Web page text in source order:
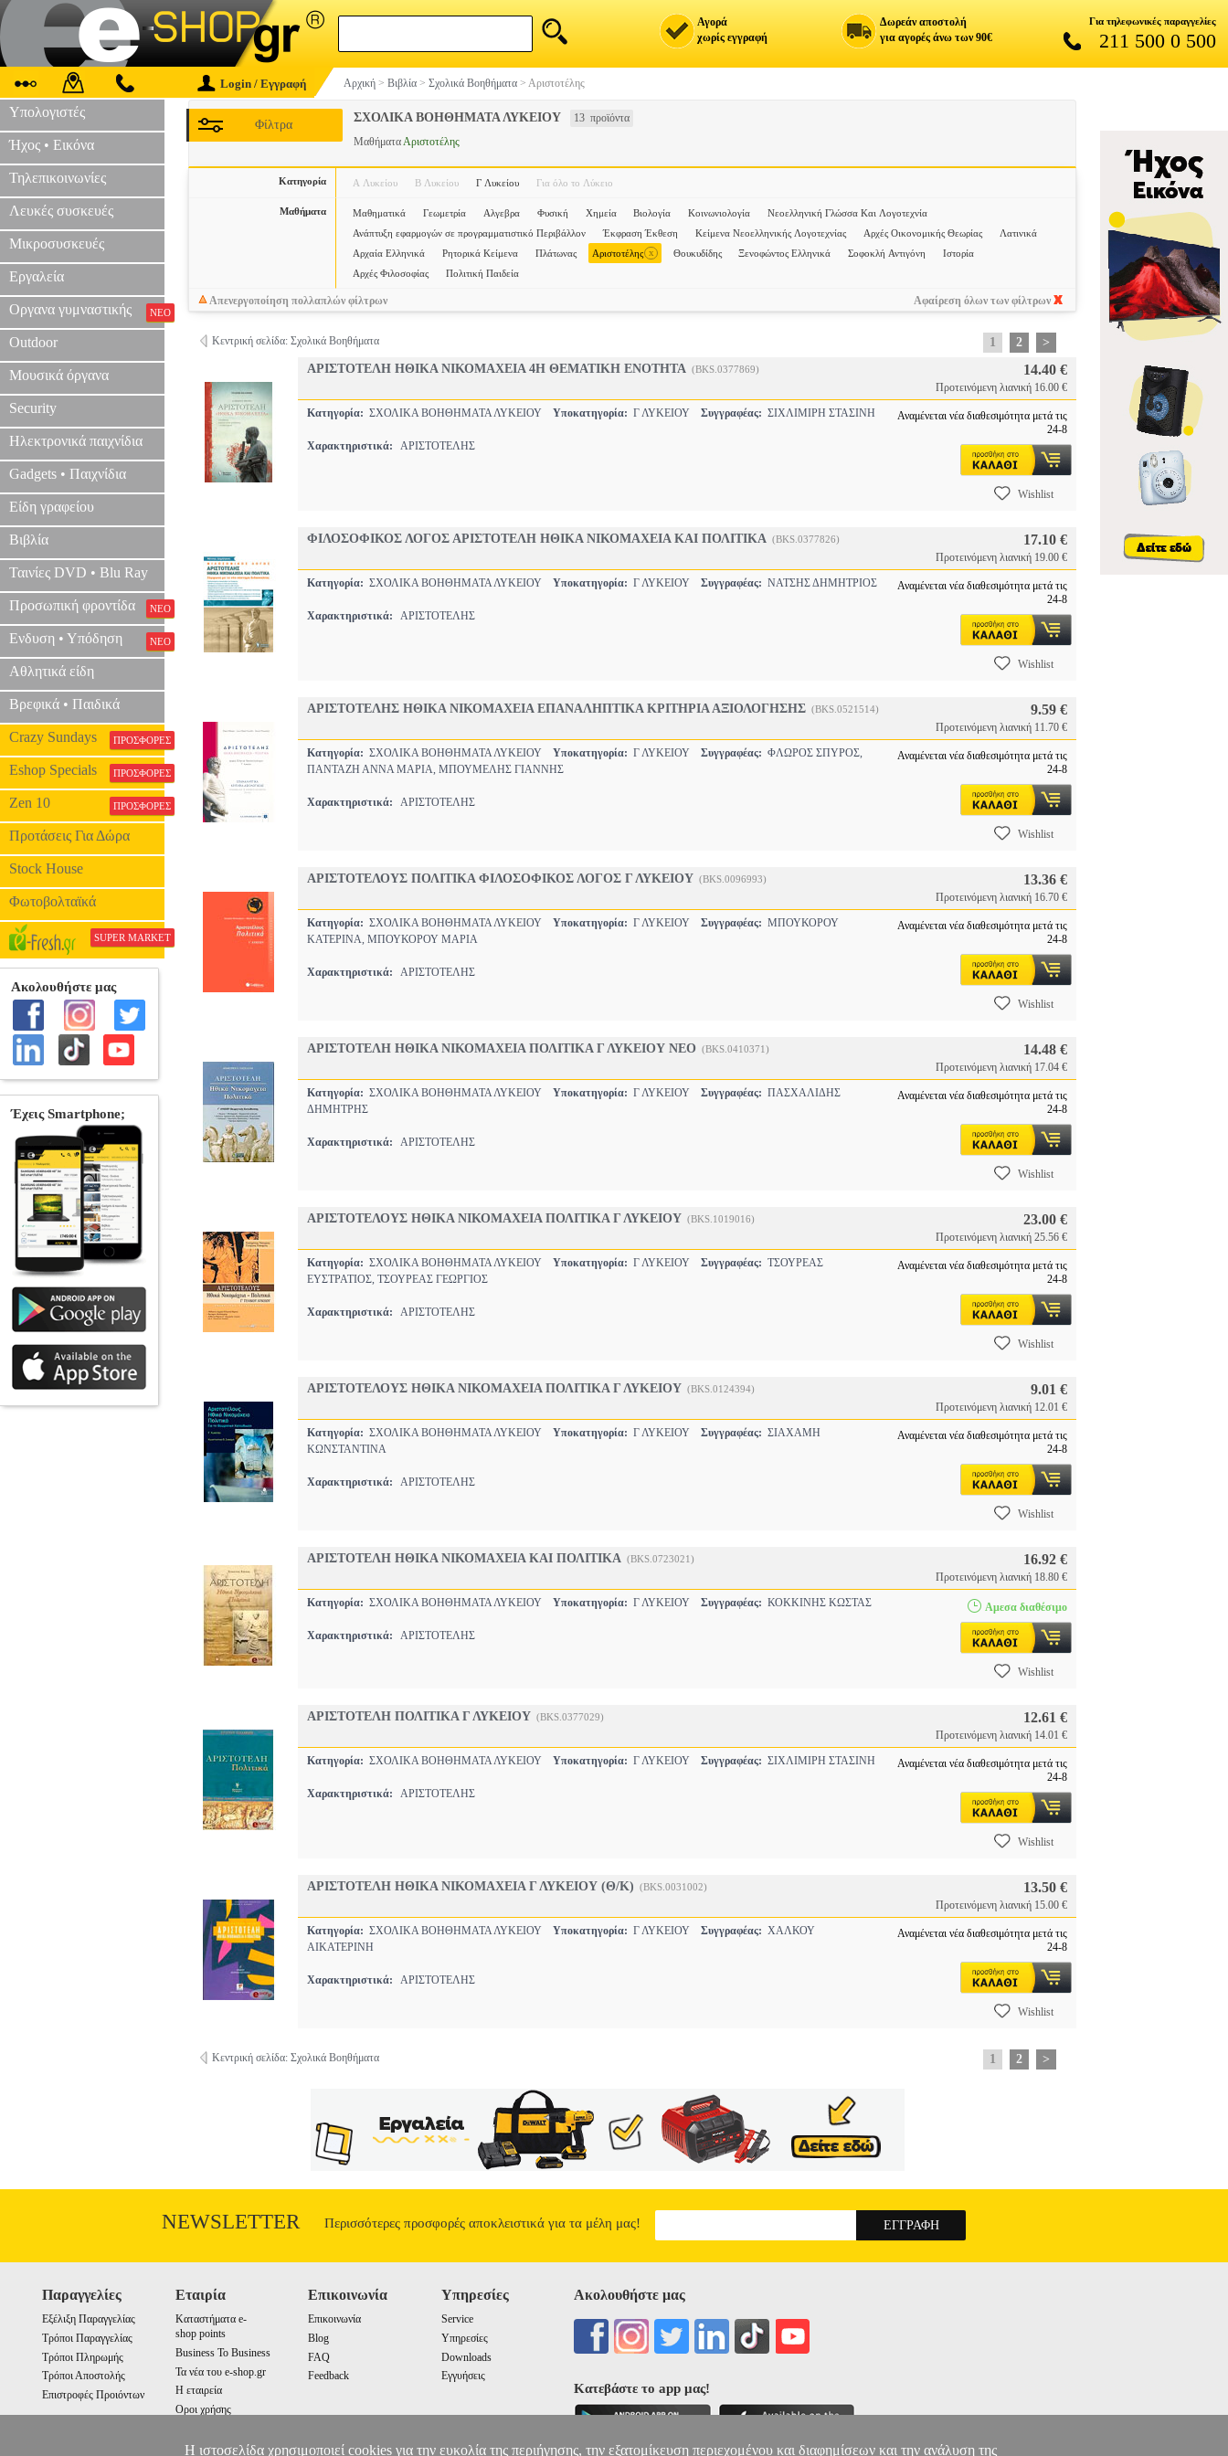
Αγορά
χωρίς εγγραφή
Δωρεάν αποστολή
για αγορές άνω των 90€
Για τηλεφωνικές παραγγελίες
211 500 0 500
Login / Εγγραφή Αρχική > Βιβλία > Σχολικά Βοηθήματα > Αριστοτέλης
Υπολογιστές
Ήχος • Εικόνα
Τηλεπικοινωνίες
Λευκές συσκευές
Μικροσυσκευές
Εργαλεία
Οργανα γυμναστικής ΝΕΟ
Outdoor
Μουσικά όργανα
Security
Ηλεκτρονικά παιχνίδια
Gadgets • Παιχνίδια
Είδη γραφείου
Βιβλία
Ταινίες DVD • Blu Ray
Προσωπική φροντίδα ΝΕΟ
Ενδυση • Υπόδηση ΝΕΟ
Αθλητικά είδη
Βρεφικά • Παιδικά
Crazy Sundays ΠΡΟΣΦΟΡΕΣ
Eshop Specials ΠΡΟΣΦΟΡΕΣ
Zen 10 ΠΡΟΣΦΟΡΕΣ
Προτάσεις Για Δώρα
Stock House
Φωτοβολταϊκά
SUPER MARKET
ΣΧΟΛΙΚΑ ΒΟΗΘΗΜΑΤΑ ΛΥΚΕΙΟΥ 13 προϊόντα
Φίλτρα
ΜαθήματαΑριστοτέλης
Κατηγορία Α Λυκείου Β Λυκείου Γ Λυκείου Για όλο το Λύκειο
Μαθήματα Μαθηματικά Γεωμετρία Αλγεβρα Φυσική Χημεία Βιολογία Κοινωνιολογία
Νεοελληνική Γλώσσα Και Λογοτεχνία
Ανάπτυξη εφαρμογών σε προγραμματιστικό Περιβάλλον
Έκφραση Έκθεση Κείμενα Νεοελληνικής Λογοτεχνίας Αρχές Οικονομικής Θεωρίας
Λατινικά
Αρχαία Ελληνικά
Ρητορικά Κείμενα Πλάτωνας Αριστοτέλης x Θουκυδίδης Ξενοφώντος Ελληνικά Σοφοκλή Αντιγόνη
Ιστορία
Αρχές Φιλοσοφίας
Πολιτική Παιδεία
Απενεργοποίηση πολλαπλών φίλτρων Αφαίρεση όλων των φίλτρων
Κεντρική σελίδα: Σχολικά Βοηθήματα 1 2
>
ΑΡΙΣΤΟΤΕΛΗ ΗΘΙΚΑ ΝΙΚΟΜΑΧΕΙΑ 4Η ΘΕΜΑΤΙΚΗ ΕΝΟΤΗΤΑ (BKS.0377869) 14.40 €
Προτεινόμενη λιανική 16.00 €
Κατηγορία: ΣΧΟΛΙΚΑ ΒΟΗΘΗΜΑΤΑ ΛΥΚΕΙΟΥ Υποκατηγορία: Γ ΛΥΚΕΙΟΥ Συγγραφέας: ΣΙΧΛΙΜΙΡΗ ΣΤΑΣΙΝΗ
Χαρακτηριστικά: ΑΡΙΣΤΟΤΕΛΗΣ
Αναμένεται νέα διαθεσιμότητα μετά τις
24-8
Wishlist
ΦΙΛΟΣΟΦΙΚΟΣ ΛΟΓΟΣ ΑΡΙΣΤΟΤΕΛΗ ΗΘΙΚΑ ΝΙΚΟΜΑΧΕΙΑ ΚΑΙ ΠΟΛΙΤΙΚΑ (BKS.0377826) 17.10 €
Προτεινόμενη λιανική 19.00 €
Κατηγορία: ΣΧΟΛΙΚΑ ΒΟΗΘΗΜΑΤΑ ΛΥΚΕΙΟΥ Υποκατηγορία: Γ ΛΥΚΕΙΟΥ Συγγραφέας: ΝΑΤΣΗΣ ΔΗΜΗΤΡΙΟΣ
Χαρακτηριστικά: ΑΡΙΣΤΟΤΕΛΗΣ
Αναμένεται νέα διαθεσιμότητα μετά τις
24-8
Wishlist
ΑΡΙΣΤΟΤΕΛΗΣ ΗΘΙΚΑ ΝΙΚΟΜΑΧΕΙΑ ΕΠΑΝΑΛΗΠΤΙΚΑ ΚΡΙΤΗΡΙΑ ΑΞΙΟΛΟΓΗΣΗΣ (BKS.0521514) 9.59 €
Προτεινόμενη λιανική 11.70 €
Κατηγορία: ΣΧΟΛΙΚΑ ΒΟΗΘΗΜΑΤΑ ΛΥΚΕΙΟΥ Υποκατηγορία: Γ ΛΥΚΕΙΟΥ Συγγραφέας: ΦΛΩΡΟΣ ΣΠΥΡΟΣ,
ΠΑΝΤΑΖΗ ΑΝΝΑ ΜΑΡΙΑ, ΜΠΟΥΜΕΛΗΣ ΓΙΑΝΝΗΣ
Χαρακτηριστικά: ΑΡΙΣΤΟΤΕΛΗΣ
Αναμένεται νέα διαθεσιμότητα μετά τις
24-8
Wishlist
ΑΡΙΣΤΟΤΕΛΟΥΣ ΠΟΛΙΤΙΚΑ ΦΙΛΟΣΟΦΙΚΟΣ ΛΟΓΟΣ Γ ΛΥΚΕΙΟΥ (BKS.0096993) 13.36 €
Προτεινόμενη λιανική 16.70 €
Κατηγορία: ΣΧΟΛΙΚΑ ΒΟΗΘΗΜΑΤΑ ΛΥΚΕΙΟΥ Υποκατηγορία: Γ ΛΥΚΕΙΟΥ Συγγραφέας: ΜΠΟΥΚΟΡΟΥ
ΚΑΤΕΡΙΝΑ, ΜΠΟΥΚΟΡΟΥ ΜΑΡΙΑ
Χαρακτηριστικά: ΑΡΙΣΤΟΤΕΛΗΣ
Αναμένεται νέα διαθεσιμότητα μετά τις
24-8
Wishlist
ΑΡΙΣΤΟΤΕΛΗ ΗΘΙΚΑ ΝΙΚΟΜΑΧΕΙΑ ΠΟΛΙΤΙΚΑ Γ ΛΥΚΕΙΟΥ ΝΕΟ (BKS.0410371) 14.48 €
Προτεινόμενη λιανική 17.04 €
Κατηγορία: ΣΧΟΛΙΚΑ ΒΟΗΘΗΜΑΤΑ ΛΥΚΕΙΟΥ Υποκατηγορία: Γ ΛΥΚΕΙΟΥ Συγγραφέας: ΠΑΣΧΑΛΙΔΗΣ
ΔΗΜΗΤΡΗΣ
Χαρακτηριστικά: ΑΡΙΣΤΟΤΕΛΗΣ
Αναμένεται νέα διαθεσιμότητα μετά τις
24-8
Wishlist
ΑΡΙΣΤΟΤΕΛΟΥΣ ΗΘΙΚΑ ΝΙΚΟΜΑΧΕΙΑ ΠΟΛΙΤΙΚΑ Γ ΛΥΚΕΙΟΥ (BKS.1019016) 23.00 €
Προτεινόμενη λιανική 25.56 €
Κατηγορία: ΣΧΟΛΙΚΑ ΒΟΗΘΗΜΑΤΑ ΛΥΚΕΙΟΥ Υποκατηγορία: Γ ΛΥΚΕΙΟΥ Συγγραφέας: ΤΣΟΥΡΕΑΣ
ΕΥΣΤΡΑΤΙΟΣ, ΤΣΟΥΡΕΑΣ ΓΕΩΡΓΙΟΣ
Χαρακτηριστικά: ΑΡΙΣΤΟΤΕΛΗΣ
Αναμένεται νέα διαθεσιμότητα μετά τις
24-8
Wishlist
ΑΡΙΣΤΟΤΕΛΟΥΣ ΗΘΙΚΑ ΝΙΚΟΜΑΧΕΙΑ ΠΟΛΙΤΙΚΑ Γ ΛΥΚΕΙΟΥ (BKS.0124394) 9.01 €
Προτεινόμενη λιανική 12.01 €
Κατηγορία: ΣΧΟΛΙΚΑ ΒΟΗΘΗΜΑΤΑ ΛΥΚΕΙΟΥ Υποκατηγορία: Γ ΛΥΚΕΙΟΥ Συγγραφέας: ΣΙΑΧΑΜΗ
ΚΩΝΣΤΑΝΤΙΝΑ
Χαρακτηριστικά: ΑΡΙΣΤΟΤΕΛΗΣ
Αναμένεται νέα διαθεσιμότητα μετά τις
24-8
Wishlist
ΑΡΙΣΤΟΤΕΛΗ ΗΘΙΚΑ ΝΙΚΟΜΑΧΕΙΑ ΚΑΙ ΠΟΛΙΤΙΚΑ (BKS.0723021) 16.92 €
Προτεινόμενη λιανική 18.80 €
Κατηγορία: ΣΧΟΛΙΚΑ ΒΟΗΘΗΜΑΤΑ ΛΥΚΕΙΟΥ Υποκατηγορία: Γ ΛΥΚΕΙΟΥ Συγγραφέας: ΚΟΚΚΙΝΗΣ ΚΩΣΤΑΣ
Χαρακτηριστικά: ΑΡΙΣΤΟΤΕΛΗΣ
Αμεσα διαθέσιμο
Wishlist
ΑΡΙΣΤΟΤΕΛΗ ΠΟΛΙΤΙΚΑ Γ ΛΥΚΕΙΟΥ (BKS.0377029) 12.61 €
Προτεινόμενη λιανική 14.01 €
Κατηγορία: ΣΧΟΛΙΚΑ ΒΟΗΘΗΜΑΤΑ ΛΥΚΕΙΟΥ Υποκατηγορία: Γ ΛΥΚΕΙΟΥ Συγγραφέας: ΣΙΧΛΙΜΙΡΗ ΣΤΑΣΙΝΗ
Χαρακτηριστικά: ΑΡΙΣΤΟΤΕΛΗΣ
Αναμένεται νέα διαθεσιμότητα μετά τις
24-8
Wishlist
ΑΡΙΣΤΟΤΕΛΗ ΗΘΙΚΑ ΝΙΚΟΜΑΧΕΙΑ Γ ΛΥΚΕΙΟΥ (Θ/Κ) (BKS.0031002) 13.50 €
Προτεινόμενη λιανική 15.00 €
Κατηγορία: ΣΧΟΛΙΚΑ ΒΟΗΘΗΜΑΤΑ ΛΥΚΕΙΟΥ Υποκατηγορία: Γ ΛΥΚΕΙΟΥ Συγγραφέας: ΧΑΛΚΟΥ
ΑΙΚΑΤΕΡΙΝΗ
Χαρακτηριστικά: ΑΡΙΣΤΟΤΕΛΗΣ
Αναμένεται νέα διαθεσιμότητα μετά τις
24-8
Wishlist
Κεντρική σελίδα: Σχολικά Βοηθήματα 1 2 >
NEWSLETTER Περισσότερες προσφορές αποκλειστικά για τα μέλη μας!
Παραγγελίες
Εξέλιξη Παραγγελίας
Τρόποι Παραγγελίας
Τρόποι Πληρωμής
Τρόποι Αποστολής
Επιστροφές Προιόντων
Εταιρία
Καταστήματα e-
shop points
Business To Business
Τα νέα του e-shop.gr
Η εταιρεία
Οροι χρήσης
Επικοινωνία
Επικοινωνία
Blog
FAQ
Feedback
Υπηρεσίες
Service
Υπηρεσίες
Downloads
Εγγυήσεις
Ακολουθήστε μας
Κατεβάστε το app μας!
Η ιστοσελίδα χρησιμοποιεί cookies για την ευκολία της περιήγησης, την εξατομίκευση περιεχομένου και διαφημίσεων και την ανάλυση της